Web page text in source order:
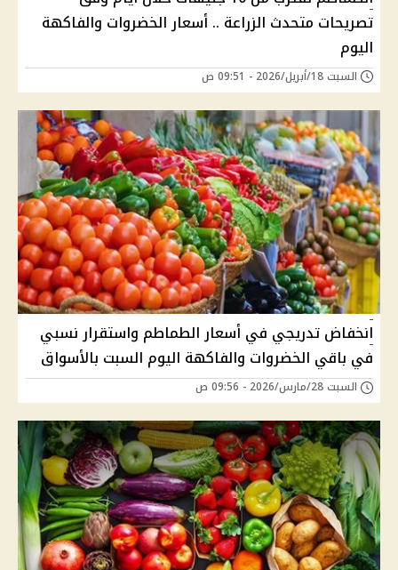
تصريحات متحدث الزراعة .. أسعار الخضروات والفاكهة
اليوم
السبت 18/أبريل/2026 - 09:51 ص
انخفاض تدريجي في أسعار الطماطم واستقرار نسبي
في باقي الخضروات والفاكهة اليوم السبت بالأسواق
السبت 28/مارس/2026 - 09:56 ص